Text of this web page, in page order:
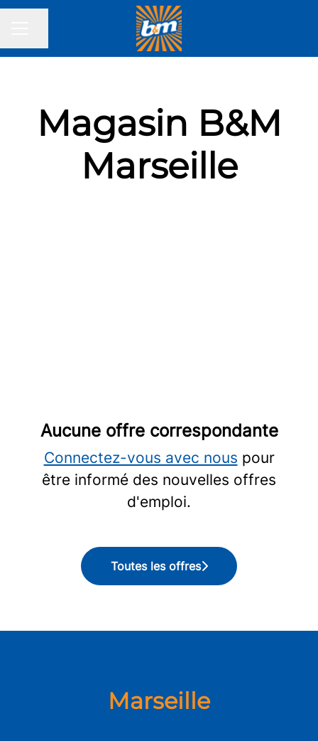
Magasin B&M
Marseille
Aucune offre correspondante
Connectez-vous avec nous pour
être informé des nouvelles offres
d'emploi.
Toutes les offres
Marseille